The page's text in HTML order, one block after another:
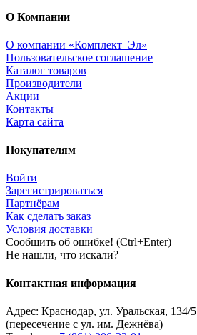
О Компании
О компании «Комплект–Эл»
Пользовательское соглашение
Каталог товаров
Производители
Акции
Контакты
Карта сайта
Покупателям
Войти
Зарегистрироваться
Партнёрам
Как сделать заказ
Условия доставки
Сообщить об ошибке! (Ctrl+Enter)
Не нашли, что искали?
Контактная информация
Адрес: Краснодар, ул. Уральская, 134/5
(пересечение с ул. им. Дежнёва)